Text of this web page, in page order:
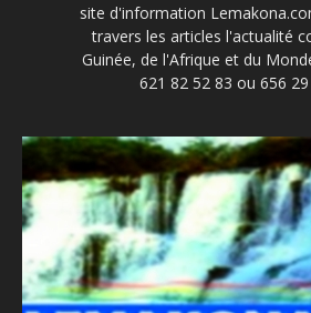
site d'information
travers les articles l'actualité
Guinée, de l'Afrique et du
621 82 52 83 ou 656